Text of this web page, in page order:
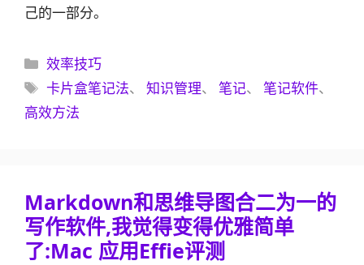
己的一部分。
分
类
效率技巧
标
签
卡片盒笔记法、知识管理、笔记、笔记软件、
高效方法
Markdown和思维导图合二为一的
写作软件,我觉得变得优雅简单
了:Mac 应用Effie评测